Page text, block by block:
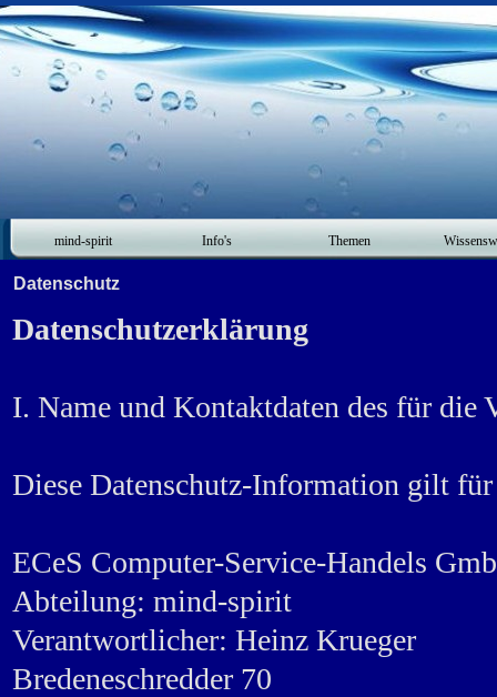
mind-spirit Info's Themen
Datenschutz
Datenschutzerklärung
I. Name und Kontaktdaten des für die
Diese Datenschutz-Information gilt
ECeS Computer-Service-Handels
Abteilung: mind-spirit
Verantwortlicher: Heinz Krueger
Bredeneschredder 70